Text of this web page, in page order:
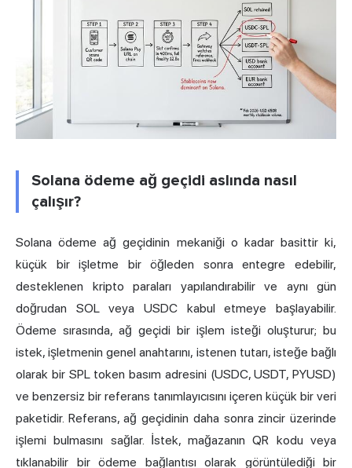
Solana ödeme ağ geçidi aslında nasıl
çalışır?
Solana ödeme ağ geçidinin mekaniği o kadar basittir ki,
küçük bir işletme bir öğleden sonra entegre edebilir,
desteklenen kripto paraları yapılandırabilir ve aynı gün
doğrudan SOL veya USDC kabul etmeye başlayabilir.
Ödeme sırasında, ağ geçidi bir işlem isteği oluşturur; bu
istek, işletmenin genel anahtarını, istenen tutarı, isteğe bağlı
olarak bir SPL token basım adresini (USDC, USDT, PYUSD)
ve benzersiz bir referans tanımlayıcısını içeren küçük bir veri
paketidir. Referans, ağ geçidinin daha sonra zincir üzerinde
işlemi bulmasını sağlar. İstek, mağazanın QR kodu veya
tıklanabilir bir ödeme bağlantısı olarak görüntülediği bir